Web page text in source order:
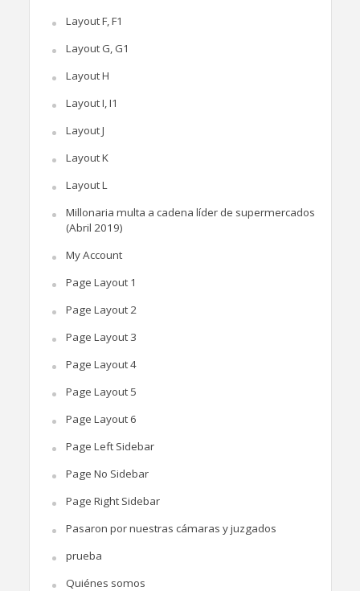
Layout F, F1
Layout G, G1
Layout H
Layout I, I1
Layout J
Layout K
Layout L
Millonaria multa a cadena líder de supermercados
(Abril 2019)
My Account
Page Layout 1
Page Layout 2
Page Layout 3
Page Layout 4
Page Layout 5
Page Layout 6
Page Left Sidebar
Page No Sidebar
Page Right Sidebar
Pasaron por nuestras cámaras y juzgados
prueba
Quiénes somos